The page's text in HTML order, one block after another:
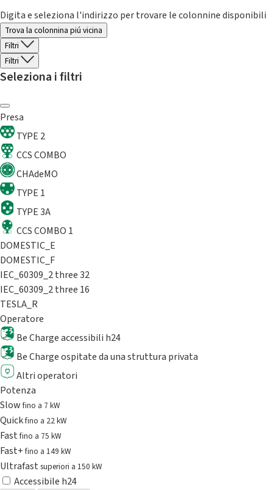
Digita e seleziona l'indirizzo per trovare le colonnine disponibili
Trova la colonnina piú vicina
Filtri
Filtri
Seleziona i filtri
Presa
TYPE 2
CCS COMBO
CHAdeMO
TYPE 1
TYPE 3A
CCS COMBO 1
DOMESTIC_E
DOMESTIC_F
IEC_60309_2 three 32
IEC_60309_2 three 16
TESLA_R
Operatore
Be Charge accessibili h24
Be Charge ospitate da una struttura privata
Altri operatori
Potenza
Slowfino a 7 kW
Quickfino a 22 kW
Fastfino a 75 kW
Fast+fino a 149 kW
Ultrafast superiori a 150 kW
Accessibile h24